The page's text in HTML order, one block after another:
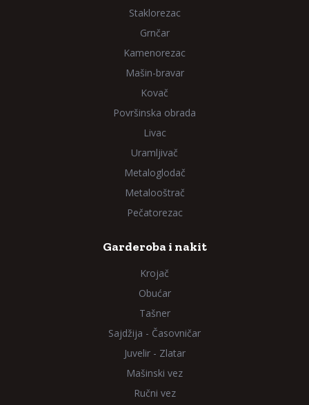
Staklorezac
Grnčar
Kamenorezac
Mašin-bravar
Kovač
Površinska obrada
Livac
Uramljivač
Metaloglodač
Metalooštrač
Pečatorezac
Garderoba i nakit
Krojač
Obućar
Tašner
Sajdžija - Časovničar
Juvelir - Zlatar
Mašinski vez
Ručni vez